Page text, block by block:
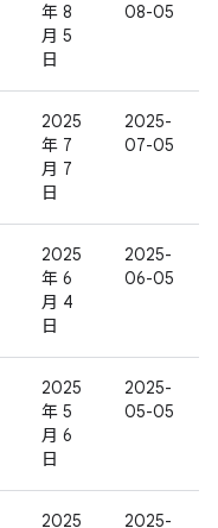
年 8
月 5
日
08-05
2025
年 7
月 7
日
2025-
07-05
2025
年 6
月 4
日
2025-
06-05
2025
年 5
月 6
日
2025-
05-05
2025 2025-